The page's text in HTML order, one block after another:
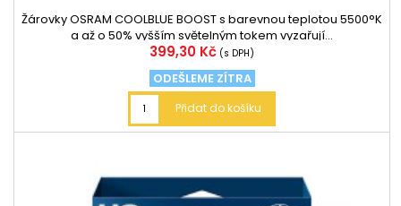
Žárovky OSRAM COOLBLUE BOOST s barevnou teplotou 5500°K
a až o 50% vyšším světelným tokem vyzařují...
Cena
399,30 Kč (s DPH)
ODEŠLEME ZÍTRA
Přidat do košíku